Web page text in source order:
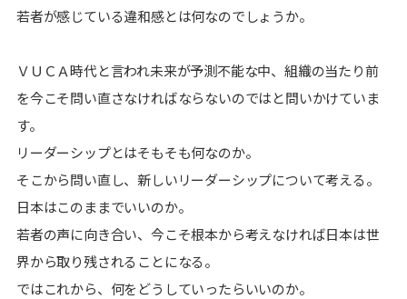
若者が感じている違和感とは何なのでしょうか。
ＶＵＣＡ時代と言われ未来が予測不能な中、組織の当たり前
を今こそ問い直さなければならないのではと問いかけていま
す。
リーダーシップとはそもそも何なのか。
そこから問い直し、新しいリーダーシップについて考える。
日本はこのままでいいのか。
若者の声に向き合い、今こそ根本から考えなければ日本は世
界から取り残されることになる。
ではこれから、何をどうしていったらいいのか。